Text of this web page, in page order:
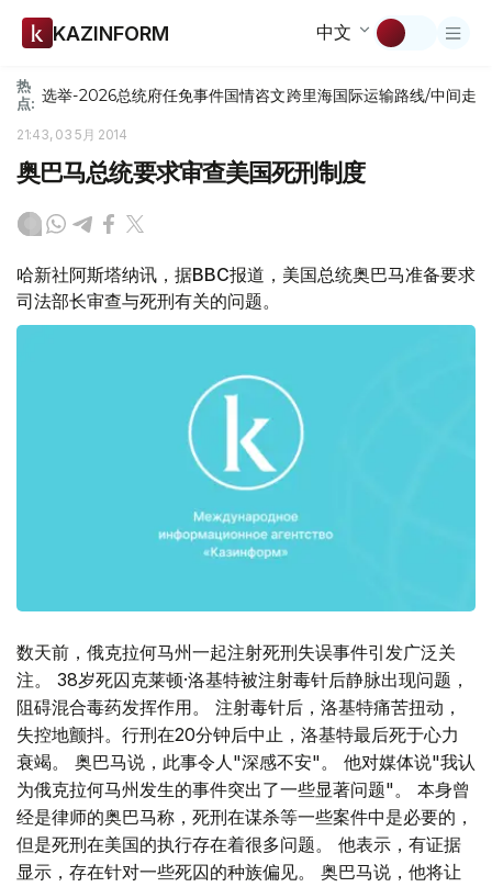
KAZINFORM 中文
热
点: 选举-2026总统府任免事件国情咨文跨里海国际运输路线/中间走廊
21:43, 03 5月 2014
奥巴马总统要求审查美国死刑制度
哈新社阿斯塔纳讯，据BBC报道，美国总统奥巴马准备要求
司法部长审查与死刑有关的问题。
数天前，俄克拉何马州一起注射死刑失误事件引发广泛关
注。 38岁死囚克莱顿·洛基特被注射毒针后静脉出现问题，
阻碍混合毒药发挥作用。 注射毒针后，洛基特痛苦扭动，
失控地颤抖。行刑在20分钟后中止，洛基特最后死于心力
衰竭。 奥巴马说，此事令人"深感不安"。 他对媒体说"我认
为俄克拉何马州发生的事件突出了一些显著问题"。 本身曾
经是律师的奥巴马称，死刑在谋杀等一些案件中是必要的，
但是死刑在美国的执行存在着很多问题。 他表示，有证据
显示，存在针对一些死囚的种族偏见。 奥巴马说，他将让